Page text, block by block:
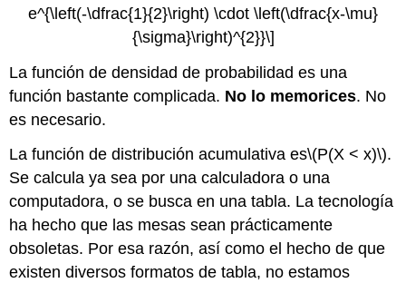
e^{\left(-\dfrac{1}{2}\right) \cdot \left(\dfrac{x-\mu}
{\sigma}\right)^{2}}\]
La función de densidad de probabilidad es una
función bastante complicada. No lo memorices. No
es necesario.
La función de distribución acumulativa es\(P(X < x)\).
Se calcula ya sea por una calculadora o una
computadora, o se busca en una tabla. La tecnología
ha hecho que las mesas sean prácticamente
obsoletas. Por esa razón, así como el hecho de que
existen diversos formatos de tabla, no estamos